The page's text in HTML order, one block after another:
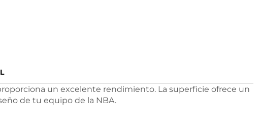
un excelente rendimiento. La superficie ofrece un
de tu equipo de la NBA.